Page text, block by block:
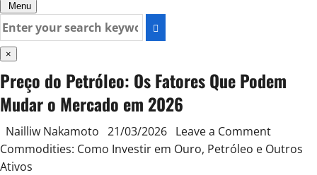
Menu
Search
for:
×
Preço do Petróleo: Os Fatores Que Podem
Mudar o Mercado em 2026
Nailliw Nakamoto 21/03/2026 Leave a Commenton
Preço
in
Commodities: Como Investir em Ouro, Petróleo e Outros
Ativos